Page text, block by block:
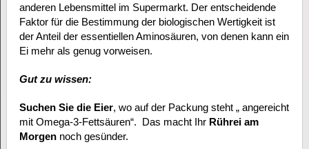
anderen Lebensmittel im Supermarkt. Der entscheidende
Faktor für die Bestimmung der biologischen Wertigkeit ist
der Anteil der essentiellen Aminosäuren, von denen kann ein
Ei mehr als genug vorweisen.
Gut zu wissen:
Suchen Sie die Eier, wo auf der Packung steht „ angereicht
mit Omega-3-Fettsäuren“. Das macht Ihr Rührei am
Morgennoch gesünder.